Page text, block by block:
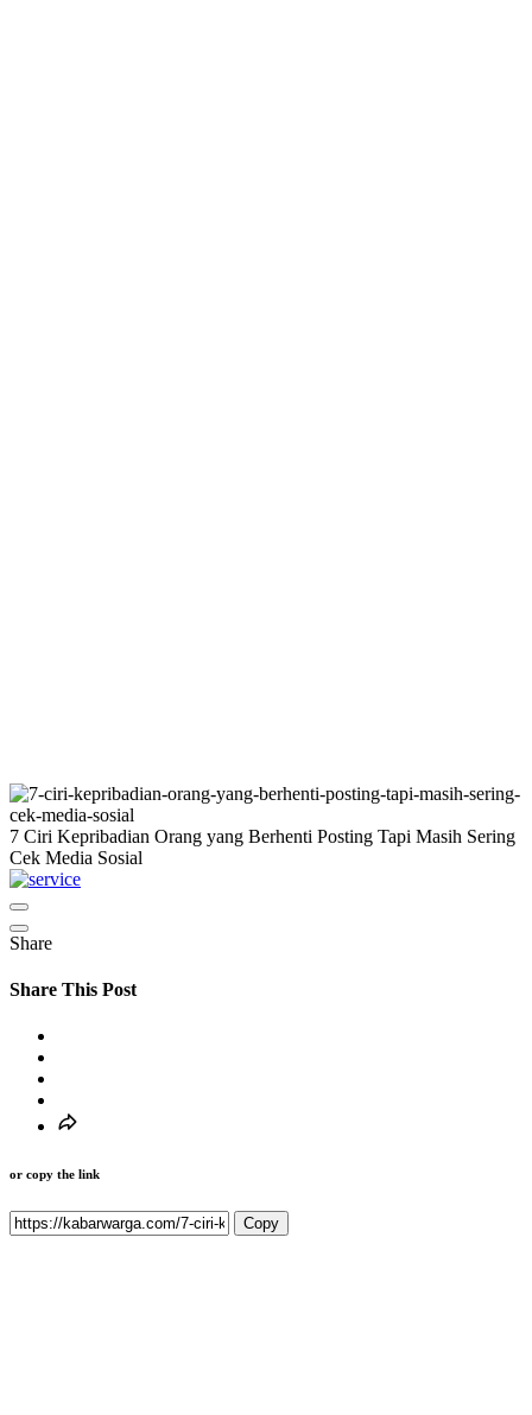
7 Ciri Kepribadian Orang yang Berhenti Posting Tapi Masih Sering
Cek Media Sosial
Share
Share This Post
or copy the link
Copy